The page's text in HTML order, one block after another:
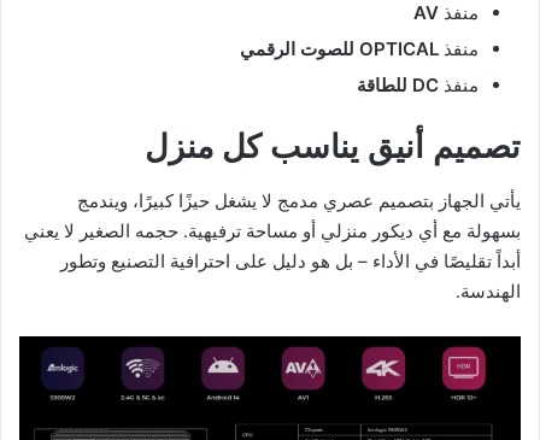
منفذ AV
منفذ OPTICAL للصوت الرقمي
منفذ DC للطاقة
تصميم أنيق يناسب كل منزل
يأتي الجهاز بتصميم عصري مدمج لا يشغل حيزًا كبيرًا، ويندمج
بسهولة مع أي ديكور منزلي أو مساحة ترفيهية. حجمه الصغير لا يعني
أبداً تقليصًا في الأداء – بل هو دليل على احترافية التصنيع وتطور
الهندسة.